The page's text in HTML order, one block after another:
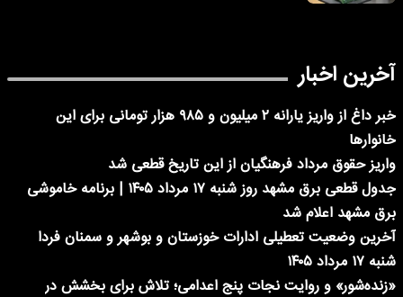
آخرین اخبار
خبر داغ از واریز یارانه ۲ میلیون و ۹۸۵ هزار تومانی برای این
خانوارها
واریز حقوق مرداد فرهنگیان از این تاریخ قطعی شد
جدول قطعی برق مشهد روز شنبه ۱۷ مرداد ۱۴۰۵ | برنامه خاموشی
برق مشهد اعلام شد
آخرین وضعیت تعطیلی ادارات خوزستان و بوشهر و سمنان فردا
شنبه ۱۷ مرداد ۱۴۰۵
«زنده‌شور» و روایت نجات پنج اعدامی؛ تلاش برای بخشش در